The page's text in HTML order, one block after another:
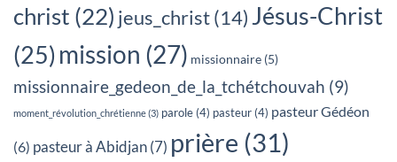
christ (22) jeus_christ(14) Jésus-Christ
(25) mission (27) missionnaire (5)
missionnaire_gedeon_de_la_tchétchouvah (9)
moment_révolution_chrétienne(3) parole (4) pasteur (4) pasteur Gédéon
(6) pasteur à Abidjan(7) prière (31)